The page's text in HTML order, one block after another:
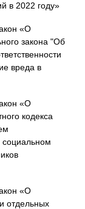
в 2022 году»
«О
закона "Об
вреда в
«О
кодекса
«О
отдельных